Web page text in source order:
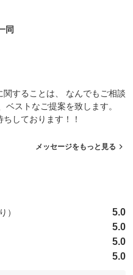
同
することは、 なんでもご相談
ベストなご提案を致します。
しております！！
メッセージをもっと見る
）
） 5.0
5.0
5.0
5.0